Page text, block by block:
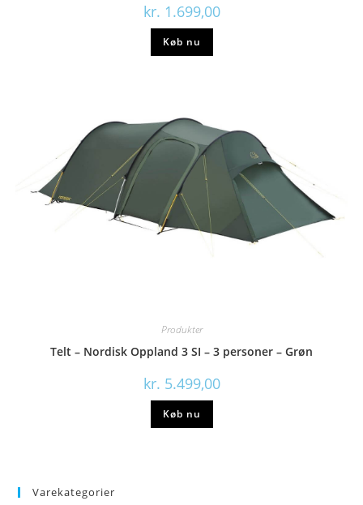
kr. 1.699,00
Køb nu
Produkter
Telt – Nordisk Oppland 3 SI – 3 personer – Grøn
kr. 5.499,00
Køb nu
Varekategorier